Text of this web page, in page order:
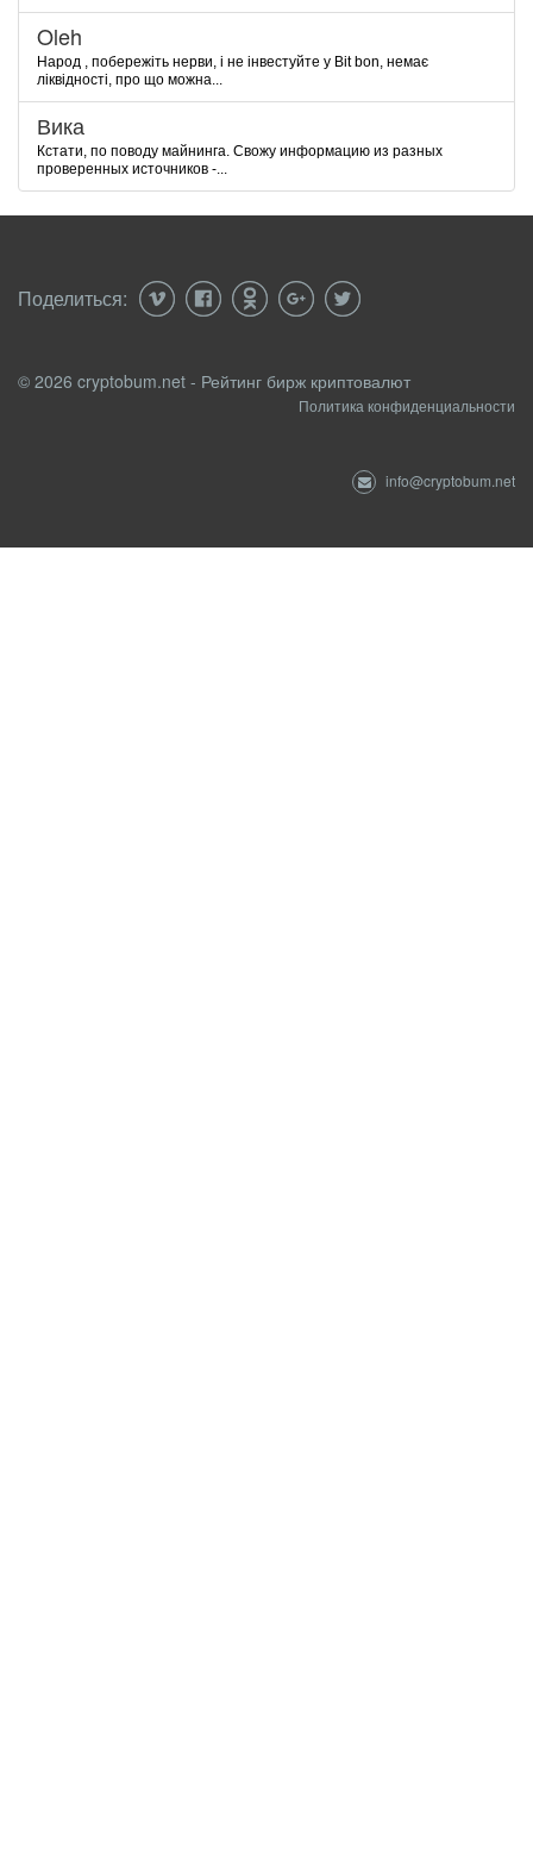
Oleh
Народ , побережіть нерви, і не інвестуйте у Bit bon, немає
ліквідності, про що можна...
Вика
Кстати, по поводу майнинга. Свожу информацию из разных
проверенных источников -...
Поделиться:
© 2026 cryptobum.net - Рейтинг бирж криптовалют
Политика конфиденциальности
info@cryptobum.net